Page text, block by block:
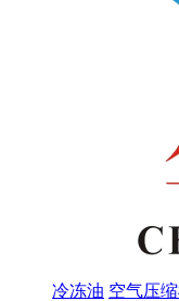
冷冻油 空气压